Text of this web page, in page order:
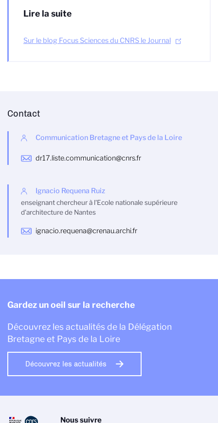
Lire la suite
Sur le blog Focus Sciences du CNRS le Journal
Contact
Communication Bretagne et Pays de la Loire
dr17.liste.communication@cnrs.fr
Ignacio Requena Ruiz
enseignant chercheur à l'Ecole nationale supérieure
d'architecture de Nantes
ignacio.requena@crenau.archi.fr
Gardez un oeil sur la recherche
Découvrez les actualités de la Délégation
Bretagne et Pays de la Loire
Découvrez les actualités
Nous suivre